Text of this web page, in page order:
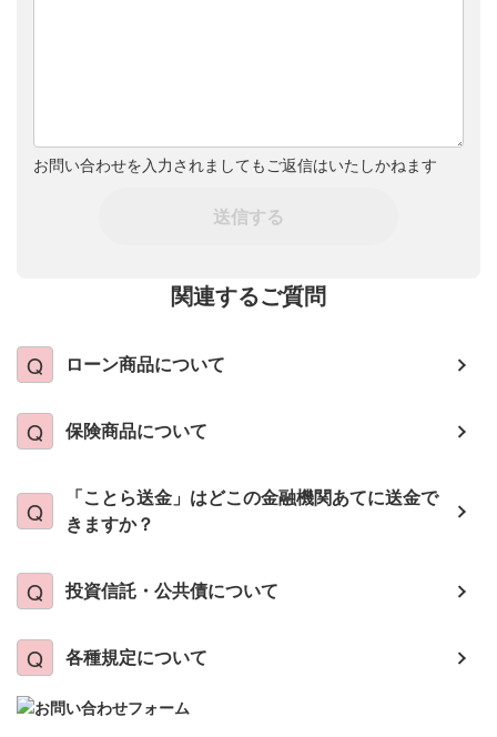
お問い合わせを入力されましてもご返信はいたしかねます
送信する
関連するご質問
ローン商品について
保険商品について
「ことら送金」はどこの金融機関あてに送金で
きますか？
投資信託・公共債について
各種規定について